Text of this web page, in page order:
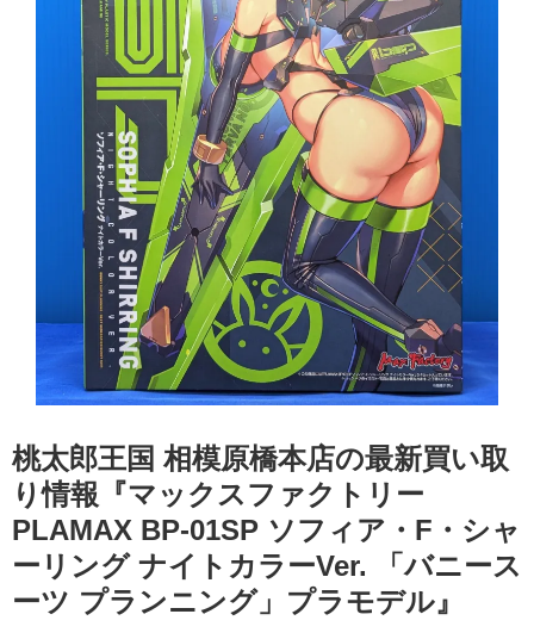
桃太郎王国 相模原橋本店の最新買い取
り情報『マックスファクトリー
PLAMAX BP-01SP ソフィア・F・シャ
ーリング ナイトカラーVer. ​「バニース
ーツ プランニング」プラモデル』